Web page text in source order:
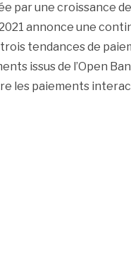
par une croissance
annonce une
tendances de
issus de l’Open
les paiements